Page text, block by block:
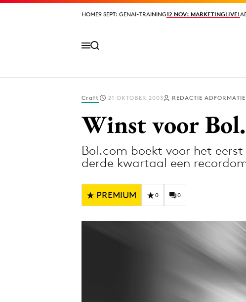
HOME9 SEPT: GENAI-TRAINING12 NOV: MARKETINGLIVE!
HOME9 SEPT: GENAI-TRAINING12 NOV: MARKETINGLIVE!
Digital transformation
Diversiteit
Effectiviteit
Influencer marketing
Interne communicatie
Craft 21 OKTOBER 2003 REDACTIE ADFORMATIE
Winst voor
Bol.com boekt voor het
derde kwartaal een
PREMIUM 0 0